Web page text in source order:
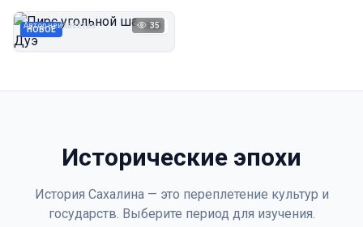
НОВОЕ 1923
Автор неизвестен 35
Исторические эпохи
История Сахалина — это переплетение культур и
государств. Выберите период для изучения.